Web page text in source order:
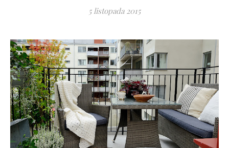
5 listopada 2015